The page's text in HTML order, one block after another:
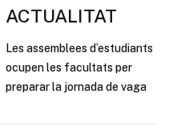
ACTUALITAT
Les assemblees d’estudiants
ocupen les facultats per
preparar la jornada de vaga